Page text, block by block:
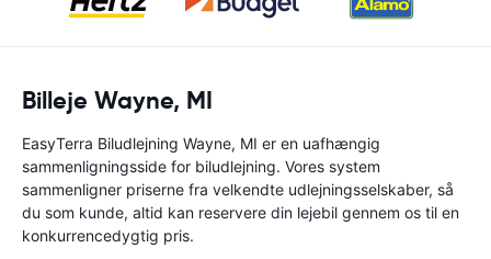
Billeje Wayne, MI
EasyTerra Biludlejning Wayne, MI er en uafhængig
sammenligningsside for biludlejning. Vores system
sammenligner priserne fra velkendte udlejningsselskaber, så
du som kunde, altid kan reservere din lejebil gennem os til en
konkurrencedygtig pris.